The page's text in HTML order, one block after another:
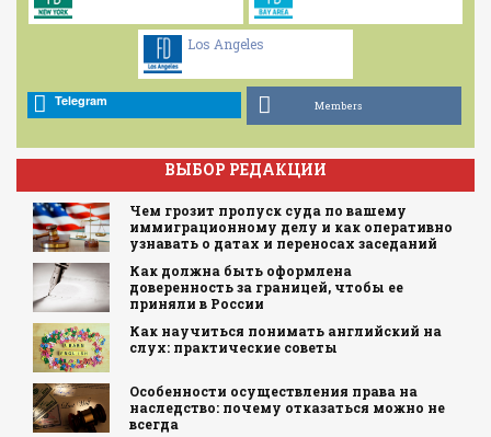
Los Angeles
Telegram Members
ВЫБОР РЕДАКЦИИ
Чем грозит пропуск суда по вашему
иммиграционному делу и как оперативно
узнавать о датах и переносах заседаний
Как должна быть оформлена
доверенность за границей, чтобы ее
приняли в России
Как научиться понимать английский на
слух: практические советы
Особенности осуществления права на
наследство: почему отказаться можно не
всегда